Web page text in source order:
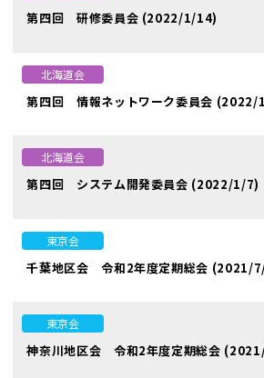
第四回 研修委員会 (2022/1/14)
北海道会
第四回 情報ネットワーク委員会 (2022/
北海道会
第四回 システム開発委員会 (2022/1/7)
東京会
千葉地区会 令和2年度定期総会 (2021/
東京会
神奈川地区会 令和2年度定期総会